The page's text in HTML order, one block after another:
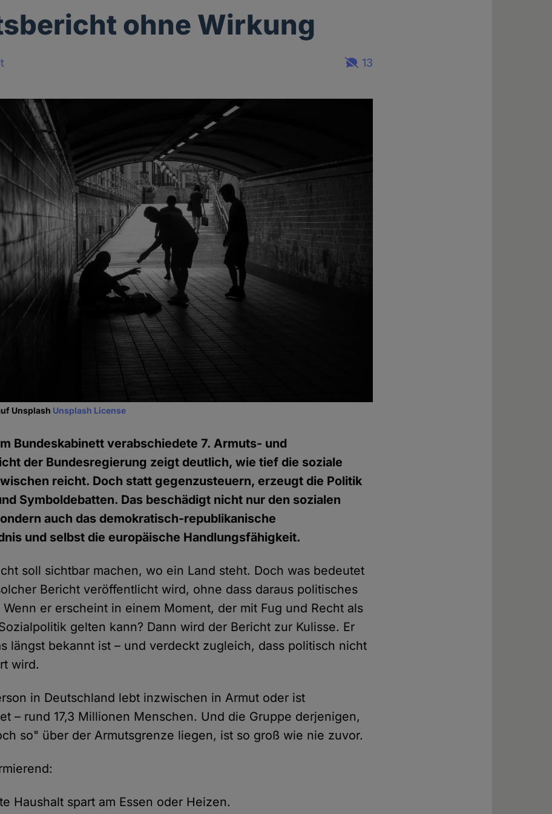
ohne Wirkung
13
Unsplash Unsplash License
Bundeskabinett verabschiedete 7. Armuts- und
der Bundesregierung zeigt deutlich, wie tief die soziale
reicht. Doch statt gegenzusteuern, erzeugt die Politik
Symboldebatten. Das beschädigt nicht nur den sozialen
auch das demokratisch-republikanische
und selbst die europäische Handlungsfähigkeit.
soll sichtbar machen, wo ein Land steht. Doch was bedeutet
Bericht veröffentlicht wird, ohne dass daraus politisches
Wenn er erscheint in einem Moment, der mit Fug und Recht als
gelten kann? Dann wird der Bericht zur Kulisse. Er
längst bekannt ist – und verdeckt zugleich, dass politisch nicht
wird.
in Deutschland lebt inzwischen in Armut oder ist
– rund 17,3 Millionen Menschen. Und die Gruppe derjenigen,
so" über der Armutsgrenze liegen, ist so groß wie nie zuvor.
Haushalt spart am Essen oder Heizen.